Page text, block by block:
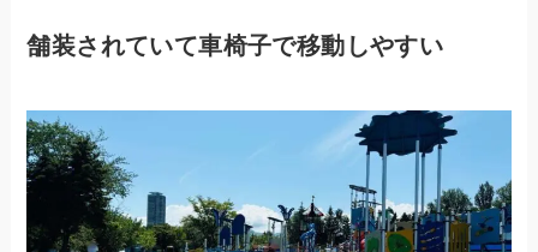
舗装されていて車椅子で移動しやすい